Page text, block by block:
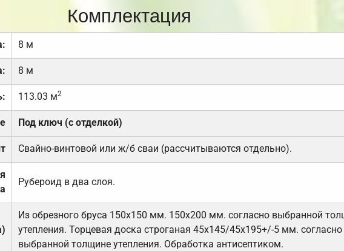
Комплектация
8 м
8 м
113.03 м2
Под ключ (с отделкой)
Свайно-винтовой или ж/б сваи (рассчитываются отдельно).
Рубероид в два слоя.
Из обрезного бруса 150х150 мм. 150х200 мм. согласно выбранной
утепления. Торцевая доска строганая 45х145/45х195+/-5 мм. согласно
выбранной толщине утепления. Обработка антисептиком.